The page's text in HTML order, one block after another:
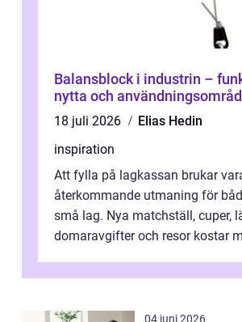
Balansblock i industrin –
nytta och
18 juli 2026
Elias Hedin
inspiration
Att fylla på lagkassan brukar
återkommande utmaning för
små lag. Nya matchställ, cuper,
domaravgifter och resor kostar
behöver...
04 juni 2026